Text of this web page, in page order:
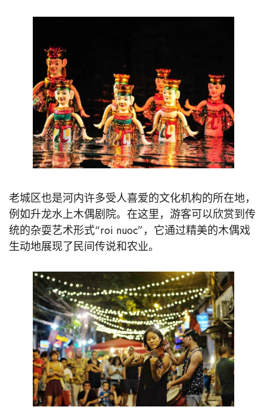
老城区也是河内许多受人喜爱的文化机构的所在地，
例如升龙水上木偶剧院。在这里，游客可以欣赏到传
统的杂耍艺术形式“roi nuoc”，它通过精美的木偶戏
生动地展现了民间传说和农业。